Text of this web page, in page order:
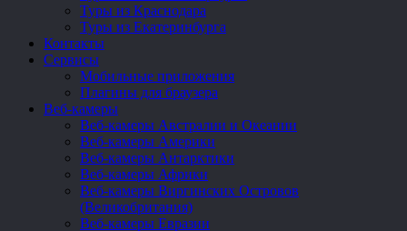
Туры из Краснодара
Туры из Екатеринбурга
Контакты
Сервисы
Мобильные приложения
Плагины для браузера
Веб-камеры
Веб-камеры Австралии и Океании
Веб-камеры Америки
Веб-камеры Антарктики
Веб-камеры Африки
Веб-камеры Виргинских Островов
(Великобритания)
Веб-камеры Евразии